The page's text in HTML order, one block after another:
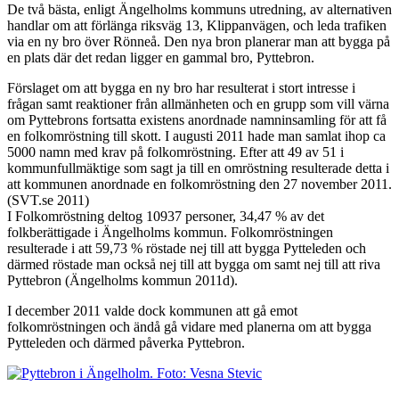
De två bästa, enligt Ängelholms kommuns utredning, av alternativen
handlar om att förlänga riksväg 13, Klippanvägen, och leda trafiken
via en ny bro över Rönneå. Den nya bron planerar man att bygga på
en plats där det redan ligger en gammal bro, Pyttebron.
Förslaget om att bygga en ny bro har resulterat i stort intresse i
frågan samt reaktioner från allmänheten och en grupp som vill värna
om Pyttebrons fortsatta existens anordnade namninsamling för att få
en folkomröstning till skott. I augusti 2011 hade man samlat ihop ca
5000 namn med krav på folkomröstning. Efter att 49 av 51 i
kommunfullmäktige som sagt ja till en omröstning resulterade detta i
att kommunen anordnade en folkomröstning den 27 november 2011.
(SVT.se 2011)
I Folkomröstning deltog 10937 personer, 34,47 % av det
folkberättigade i Ängelholms kommun. Folkomröstningen
resulterade i att 59,73 % röstade nej till att bygga Pytteleden och
därmed röstade man också nej till att bygga om samt nej till att riva
Pyttebron (Ängelholms kommun 2011d).
I december 2011 valde dock kommunen att gå emot
folkomröstningen och ändå gå vidare med planerna om att bygga
Pytteleden och därmed påverka Pyttebron.